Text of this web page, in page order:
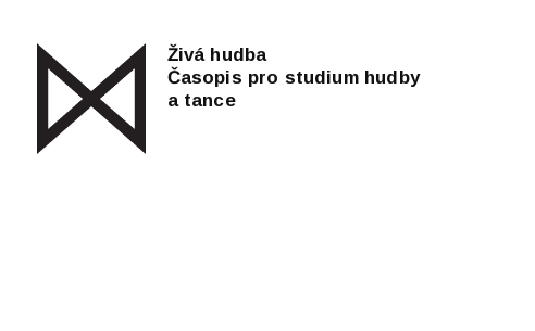
Živá hudba
Časopis pro studium hudby
a tance